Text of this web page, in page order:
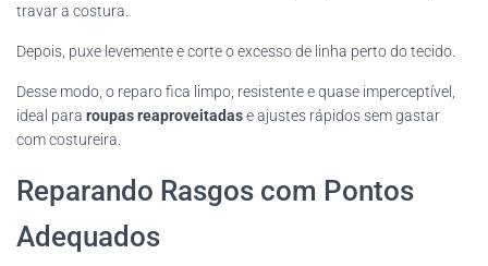
travar a costura.
Depois, puxe levemente e corte o excesso de linha perto do tecido.
Desse modo, o reparo fica limpo, resistente e quase imperceptível,
ideal para roupas reaproveitadase ajustes rápidos sem gastar
com costureira.
Reparando Rasgos com Pontos
Adequados